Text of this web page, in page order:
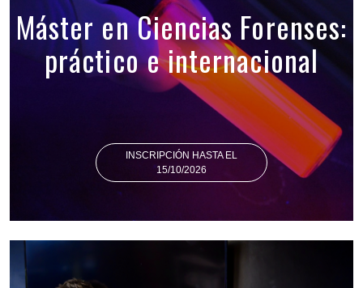
Máster en Ciencias Forenses:
práctico e internacional
INSCRIPCIÓN HASTA EL
15/10/2026